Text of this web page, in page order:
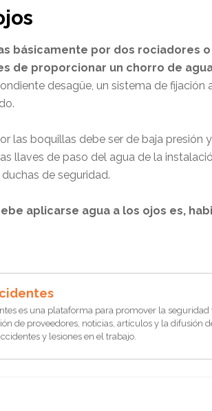
básicamente por dos rociadores
de proporcionar un chorro de
desagüe, un sistema de fijación
las boquillas debe ser de baja presión
llaves de paso del agua de la
de seguridad.
aplicarse agua a los ojos es,
es una plataforma para promover la seguridad
de proveedores, noticias, artículos y la difusión
y lesiones en el trabajo.